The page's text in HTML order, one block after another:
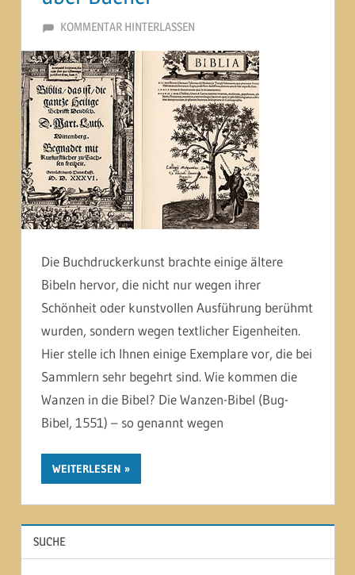
3. JULI 2014
MARTINA BERG
KOMMENTAR HINTERLASSEN
Die Buchdruckerkunst brachte einige ältere
Bibeln hervor, die nicht nur wegen ihrer
Schönheit oder kunstvollen Ausführung berühmt
wurden, sondern wegen textlicher Eigenheiten.
Hier stelle ich Ihnen einige Exemplare vor, die bei
Sammlern sehr begehrt sind. Wie kommen die
Wanzen in die Bibel? Die Wanzen-Bibel (Bug-
Bibel, 1551) – so genannt wegen
WEITERLESEN
SUCHE